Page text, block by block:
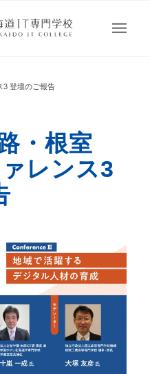
3 登壇のご報告
・根室
レンス3